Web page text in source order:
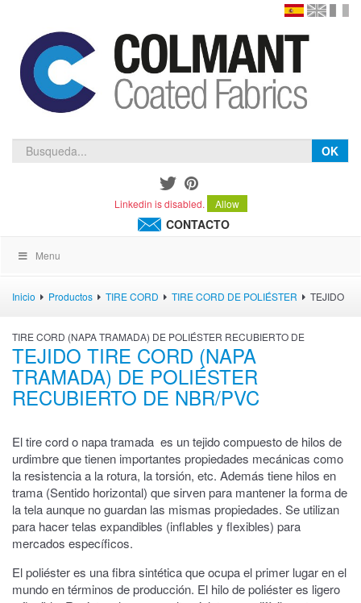
español
OK
Linkedin is disabled. Allow
CONTACTO
Menu
Inicio Productos TIRE CORD TIRE CORD DE POLIÉSTER TEJIDO
TIRE CORD (NAPA TRAMADA) DE POLIÉSTER RECUBIERTO DE
NBR/PVC
TEJIDO TIRE CORD (NAPA
TRAMADA) DE POLIÉSTER
RECUBIERTO DE NBR/PVC
El tire cord o napa tramada es un tejido compuesto de hilos de
urdimbre que tienen importantes propiedades mecánicas como
la resistencia a la rotura, la torsión, etc. Además tiene hilos en
trama (Sentido horizontal) que sirven para mantener la forma de
la tela aunque no guardan las mismas propiedades. Se utilizan
para hacer telas expandibles (inflables y flexibles) para
mercados específicos.
El poliéster es una fibra sintética que ocupa el primer lugar en el
mundo en términos de producción. El hilo de poliéster es ligero